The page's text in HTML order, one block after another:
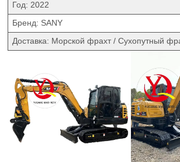
Год: 2022
Бренд: SANY
Доставка: Морской фрахт / Сухопутный